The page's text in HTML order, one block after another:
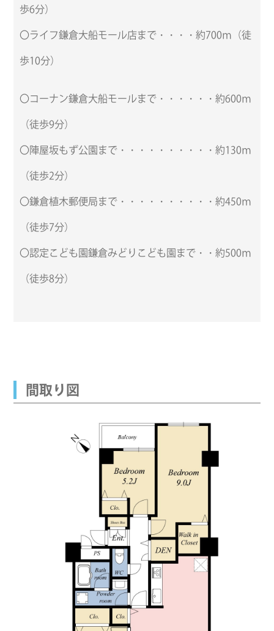
歩6分）
〇ライフ鎌倉大船モール店まで・・・・約700ｍ（徒
歩10分）
〇コーナン鎌倉大船モールまで・・・・・・約600ｍ
（徒歩9分）
〇陣屋坂もず公園まで・・・・・・・・・・約130ｍ
（徒歩2分）
〇鎌倉植木郵便局まで・・・・・・・・・・約450ｍ
（徒歩7分）
〇認定こども園鎌倉みどりこども園まで・・約500ｍ
（徒歩8分）
間取り図